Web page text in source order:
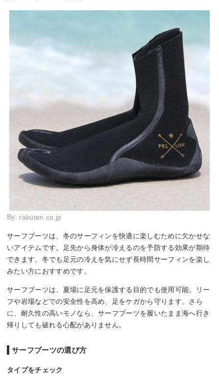
By: rakuten.co.jp
サーフブーツは、冬のサーフィンを快適に楽しむために欠かせな
いアイテムです。足先から身体が冷えるのを予防する効果が期待
できます。冬でも足元の冷えを気にせず長時間サーフィンを楽し
みたい方におすすめです。
サーフブーツは、夏場に足元を保護する目的でも使用可能。リー
フや岩場などでの安全性を高め、足をケガから守ります。さら
に、耐久性の高いモノなら、サーフブーツを履いたまま海へ行き
帰りしても破れる心配がありません。
サーフブーツの選び方
タイプをチェック